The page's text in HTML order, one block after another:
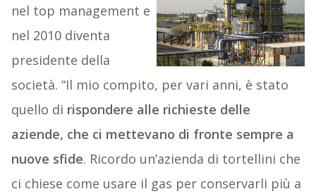
nel top management e
nel 2010 diventa
presidente della
società. “Il mio compito, per vari anni, è stato
quello di rispondere alle richieste delle
aziende, che ci mettevano di fronte sempre a
nuove sfide. Ricordo un’azienda di tortellini che
ci chiese come usare il gas per conservarli più a